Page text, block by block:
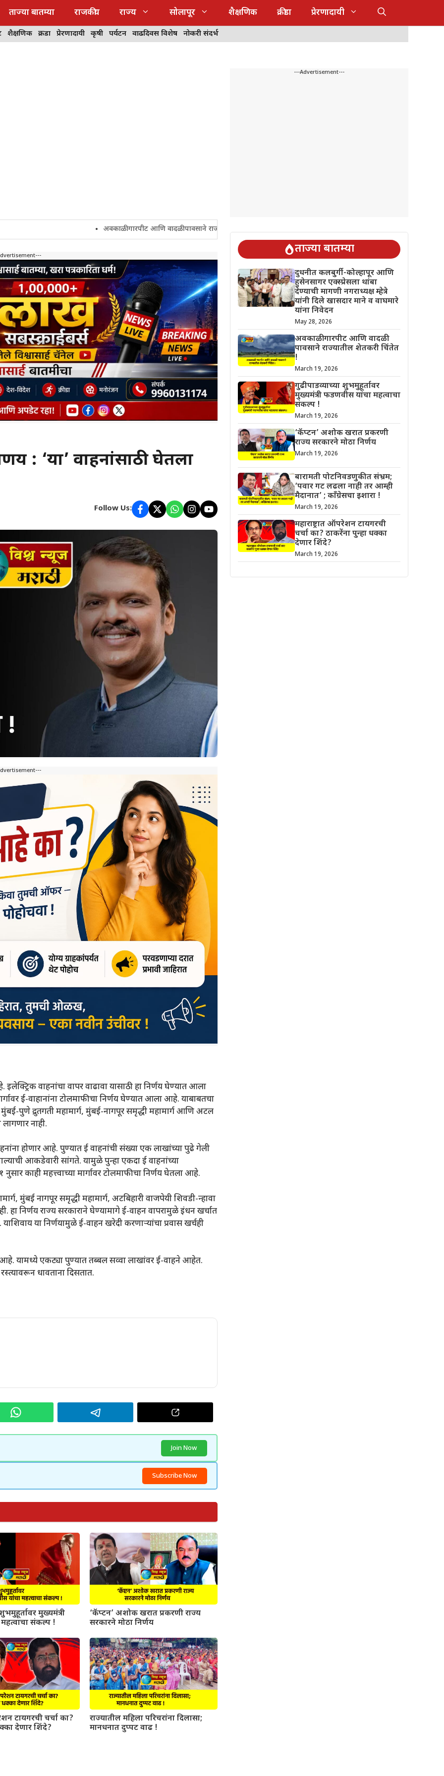
ताज्या बातम्या राजकीय राज्य सोलापूर शैक्षणिक क्रीडा प्रेरणादायी
शैक्षणिक क्रीडा प्रेरणादायी कृषी पर्यटन वाढदिवस विशेष नोकरी संदर्भ
अवकाळी गारपीट आणि वादळी पावसाने राज्यातील शेतकरी चिंतेत !
: ‘या’ वाहनांसाठी घेतला
Follow Us:
वाहनांचा वापर वाढावा यासाठी हा निर्णय घेण्यात आला
ई-वाहानांना टोलमाफीचा निर्णय घेण्यात आला आहे. याबाबतचा
पुणे द्रुतगती महामार्ग, मुंबई-नागपूर समृद्धी महामार्ग आणि अटल
लागणार नाही.
होणार आहे. पुण्यात ई वाहनांची संख्या एक लाखांच्या पुढे गेली
आकडेवारी सांगते. यामुळे पुन्हा एकदा ई वाहनांच्या
काही महत्त्वाच्या मार्गावर टोलमाफीचा निर्णय घेतला आहे.
मुंबई नागपूर समृद्धी महामार्ग, अटबिहारी वाजपेयी शिवडी-न्हावा
हा निर्णय राज्य सरकाराने घेण्यामागे ई-वाहन वापरामुळे इंधन खर्चात
या निर्णयामुळे ई-वाहन खरेदी करणाऱ्यांचा प्रवास खर्चही
यामध्ये एकट्या पुण्यात तब्बल सव्वा लाखांवर ई-वाहने आहेत.
धावताना दिसतात.
Join Now
Subscribe Now
मुख्यमंत्री
संकल्प !
‘कॅप्टन’ अशोक खरात प्रकरणी राज्य
सरकारने मोठा निर्णय
टायगरची चर्चा का?
देणार शिंदे?
राज्यातील महिला परिचरांना दिलासा;
मानधनात दुप्पट वाढ !
---Advertisement---
ताज्या बातम्या
दुधनीत कलबुर्गी-कोल्हापूर आणि
हुसेनसागर एक्स्प्रेसला थांबा
देण्याची मागणी नगराध्यक्ष म्हेत्रे
यांनी दिले खासदार माने व वाघमारे
यांना निवेदन
May 28, 2026
अवकाळी गारपीट आणि वादळी
पावसाने राज्यातील शेतकरी चिंतेत
!
March 19, 2026
गुढीपाडव्याच्या शुभमुहूर्तावर
मुख्यमंत्री फडणवीस यांचा महत्वाचा
संकल्प !
March 19, 2026
‘कॅप्टन’ अशोक खरात प्रकरणी
राज्य सरकारने मोठा निर्णय
March 19, 2026
बारामती पोटनिवडणुकीत संभ्रम;
‘पवार गट लढला नाही तर आम्ही
मैदानात’ ; काँग्रेसचा इशारा !
March 19, 2026
महाराष्ट्रात ऑपरेशन टायगरची
चर्चा का? ठाकरेंना पुन्हा धक्का
देणार शिंदे?
March 19, 2026